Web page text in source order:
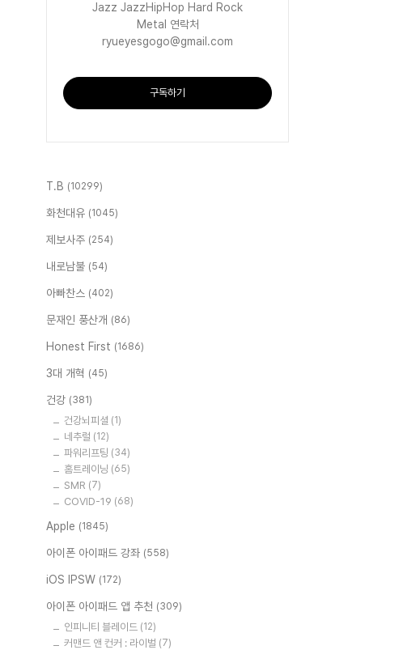
Jazz JazzHipHop Hard Rock
Metal 연락처
ryueyesgogo@gmail.com
구독하기
T.B (10299)
화천대유 (1045)
제보사주 (254)
내로남불 (54)
아빠찬스 (402)
문재인 풍산개 (86)
Honest First (1686)
3대 개혁 (45)
건강 (381)
건강뇌피셜 (1)
네추럴 (12)
파워리프팅 (34)
홈트레이닝 (65)
SMR (7)
COVID-19 (68)
Apple (1845)
아이폰 아이패드 강좌 (558)
iOS IPSW (172)
아이폰 아이패드 앱 추천 (309)
인피니티 블레이드 (12)
커맨드 앤 컨커 : 라이벌 (7)